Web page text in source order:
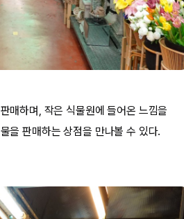
매하며, 작은 식물원에 들어온 느낌을
을 판매하는 상점을 만나볼 수 있다.